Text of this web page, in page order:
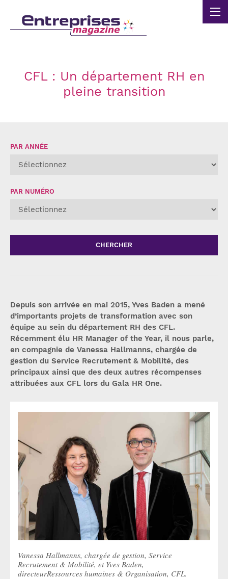
CFL : Un département RH en
pleine transition
Depuis son arrivée en mai 2015, Yves Baden a mené
d’importants projets de transformation avec son
équipe au sein du département RH des CFL.
Récemment élu HR Manager of the Year, il nous parle,
en compagnie de Vanessa Hallmanns, chargée de
gestion du Service Recrutement & Mobilité, des
principaux ainsi que des deux autres récompenses
attribuées aux CFL lors du Gala HR One.
Vanessa Hallmanns, chargée de gestion, Service
Recrutement & Mobilité, et Yves Baden,
directeurRessources humaines & Organisation, CFL.
PAR ANNÉE
PAR NUMÉRO
CHERCHER